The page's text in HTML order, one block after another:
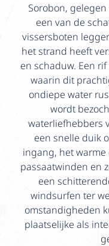
Sorobon,
een van de
vissersboten
het strand heeft
en schaduw. Een
waarin dit
ondiepe water
wordt
waterliefhebbers
een snelle duik
ingang, het
passaatwinden en
een
windsurfen ter
omstandigheden
plaatselijke als